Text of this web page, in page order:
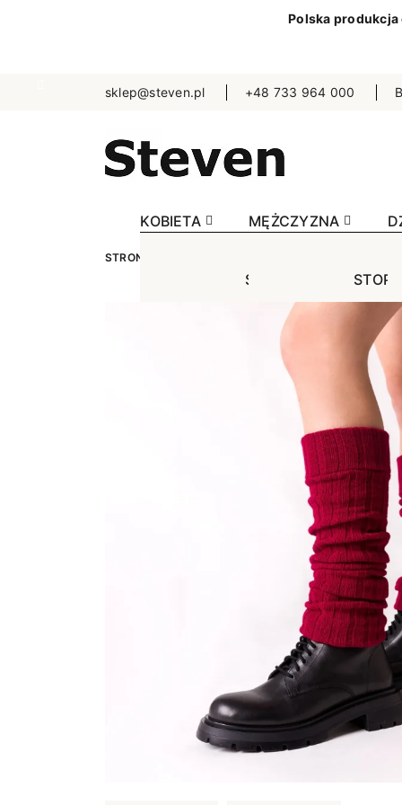
Polska produkcja
sklep@steven.pl +48 733 964 000
KOBIETA
STOPKI
Jednokolorowe
Niewidoczne
Wzorowane
Bezuciskowe
Sportowe
Antypoślizgowe
Do
RAJSTOPY
MĘŻCZYZNA
STOPKI
Ciepłe
Rozmiar
STRONA GŁÓWNA